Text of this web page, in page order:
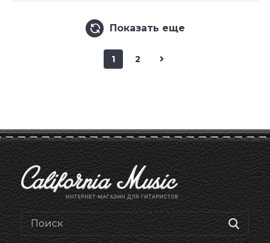
Показать еще
1 2